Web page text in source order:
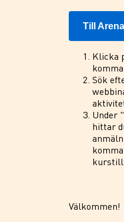
Till
Klicka
Sök
Under
hittar
Välkommen!